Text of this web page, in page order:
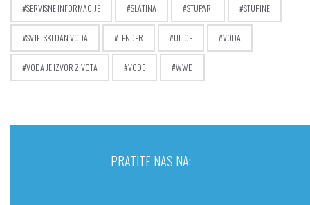
SERVISNE INFORMACIJE SLATINA STUPARI STUPINE
SVJETSKI DAN VODA TENDER ULICE VODA
VODA JE IZVOR ZIVOTA VODE WWD
PRATITE NAS NA: